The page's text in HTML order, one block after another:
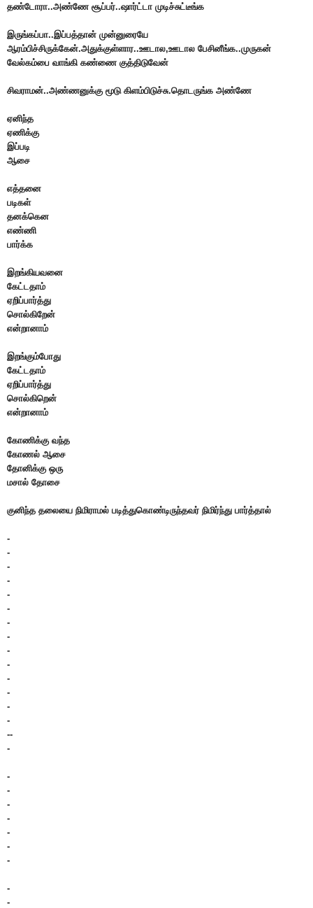
தண்டோரா..அண்ணே சூப்பர்..ஷார்ட்டா முடிச்சுட்டீங்க
இருங்கப்பா..இப்பத்தான் முன்னுரையே
ஆரம்பிச்சிருக்கேன்.அதுக்குள்ளார..ஊடால,ஊடால பேசினீங்க..முருகன்
வேல்கம்பை வாங்கி கண்ணை குத்திடுவேன்
சிவராமன்..அண்ணனுக்கு மூடு கிளம்பிடுச்சு.தொடருங்க அண்ணே
ஏனிந்த
ஏணிக்கு
இப்படி
ஆசை
எத்தனை
படிகள்
தனக்கென
எண்ணி
பார்க்க
இறங்கியவனை
கேட்டதாம்
ஏறிப்பார்த்து
சொல்கிறேன்
என்றானாம்
இறங்கும்போது
கேட்டதாம்
ஏறிப்பார்த்து
சொல்கிறென்
என்றானாம்
கோணிக்கு வந்த
கோணல் ஆசை
தோனிக்கு ஒரு
மசால் தோசை
குனிந்த தலையை நிமிராமல் படித்துகொண்டிருந்தவர் நிமிர்ந்து பார்த்தால்
-
-
-
-
-
-
-
-
-
-
-
-
-
-
--
-
-
-
-
-
-
-
-
-
-